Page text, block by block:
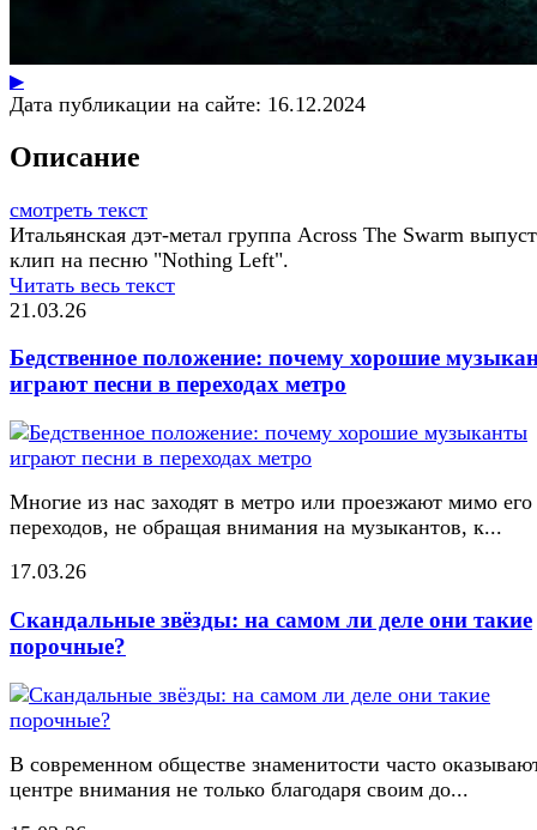
▶
Дата публикации на сайте: 16.12.2024
Описание
смотреть текст
Итальянская дэт-метал группа Across The Swarm
клип на песню "Nothing Left".
Читать весь текст
21.03.26
Бедственное положение: почему хорошие
играют песни в переходах метро
Многие из нас заходят в метро или проезжают мимо его
переходов, не обращая внимания на музыкантов, к...
17.03.26
Скандальные звёзды: на самом ли деле они такие
порочные?
В современном обществе знаменитости часто
центре внимания не только благодаря своим до...